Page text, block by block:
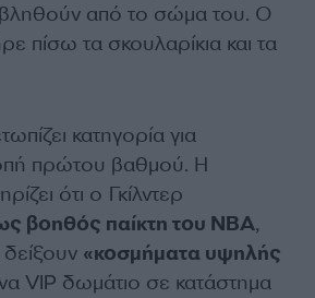
από το σώμα του. Ο
πίσω τα σκουλαρίκια και τα
κατηγορία για
πρώτου βαθμού. Η
ότι ο Γκίλντερ
βοηθός παίκτη του NBA,
«κοσμήματα υψηλής
VIP δωμάτιο σε κατάστημα